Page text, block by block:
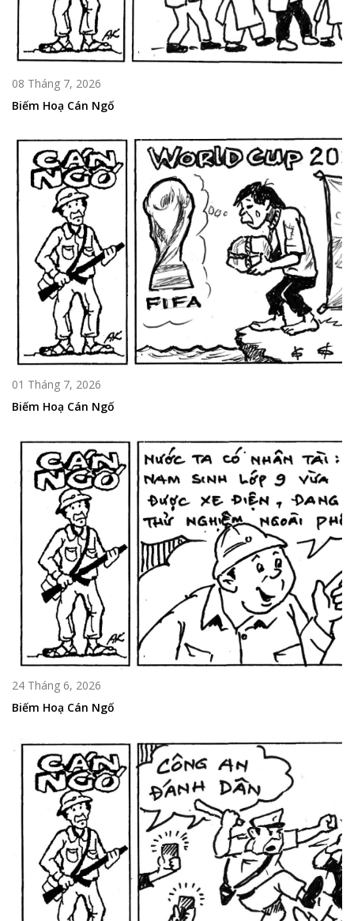
08 Tháng 7, 2026
Biếm Hoạ Cán Ngố
01 Tháng 7, 2026
Biếm Hoạ Cán Ngố
24 Tháng 6, 2026
Biếm Hoạ Cán Ngố